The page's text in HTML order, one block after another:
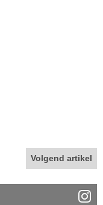
Volgend artikel